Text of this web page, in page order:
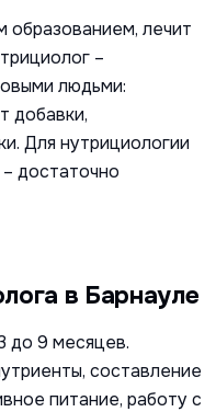
образованием, лечит
–
людьми:
добавки,
Для нутрициологии
достаточно
в Барнауле
до 9 месяцев.
составление
питание, работу с